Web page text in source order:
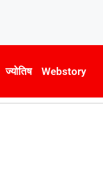
ज्योतिष Webstory